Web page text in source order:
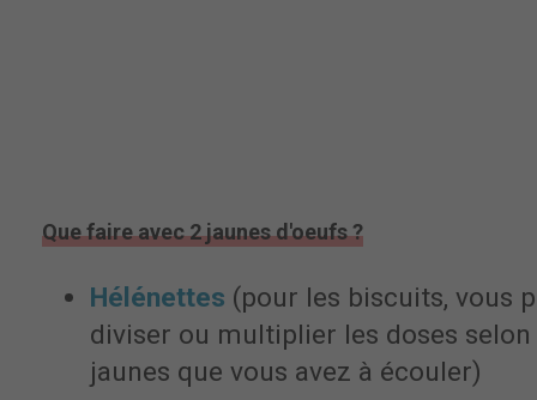
Que faire avec 2 jaunes d'oeufs ?
Hélénettes (pour les biscuits, vous
diviser ou multiplier les doses
jaunes que vous avez à écouler)